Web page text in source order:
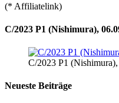
(* Affiliatelink)
C/2023 P1 (Nishimura),
C/2023 P1
Neueste Beiträge